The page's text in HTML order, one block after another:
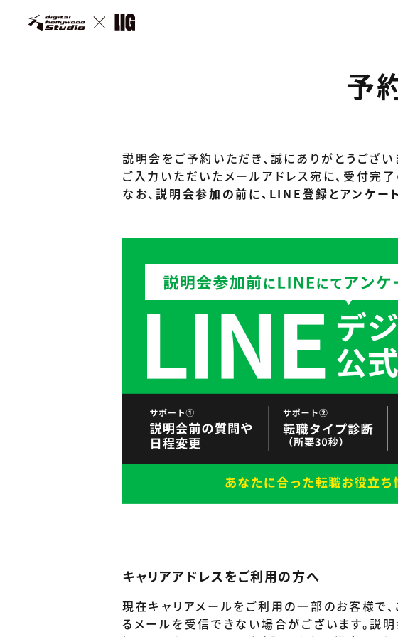
予
説明会をご予約いただき、誠にありがとうござい
ご入力いただいたメールアドレス宛に、受付完了
なお、説明会参加の前に、LINE登録とアンケー
キャリアアドレスをご利用の方へ
現在キャリアメールをご利用の一部のお客様で
るメールを受信できない場合がございます。説